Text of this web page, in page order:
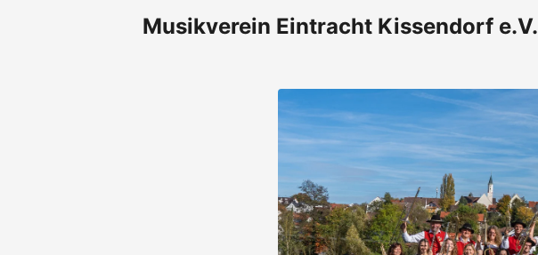
Musikverein Eintracht Kissendorf e.V.